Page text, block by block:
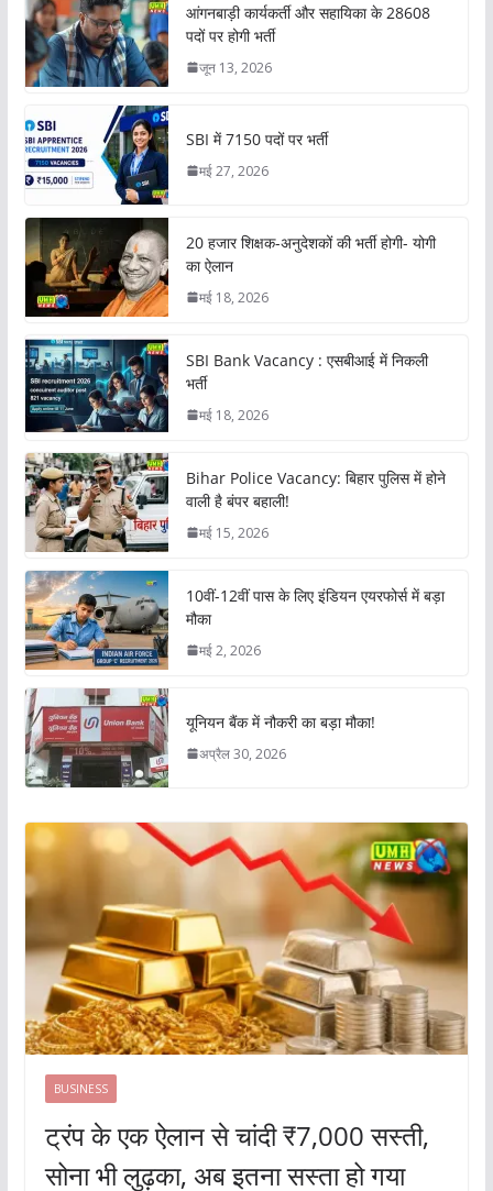
आंगनबाड़ी कार्यकर्ती और सहायिका के 28608
पदों पर होगी भर्ती
जून 13, 2026
SBI में 7150 पदों पर भर्ती
मई 27, 2026
20 हजार शिक्षक-अनुदेशकों की भर्ती होगी- योगी
का ऐलान
मई 18, 2026
SBI Bank Vacancy : एसबीआई में निकली
भर्ती
मई 18, 2026
Bihar Police Vacancy: बिहार पुलिस में होने
वाली है बंपर बहाली!
मई 15, 2026
10वीं-12वीं पास के लिए इंडियन एयरफोर्स में बड़ा
मौका
मई 2, 2026
यूनियन बैंक में नौकरी का बड़ा मौका!
अप्रैल 30, 2026
BUSINESS
ट्रंप के एक ऐलान से चांदी ₹7,000 सस्ती,
सोना भी लुढ़का, अब इतना सस्ता हो गया